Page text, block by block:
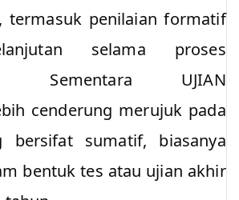
termasuk penilaian formatif
selama proses
Sementara UJIAN
cenderung merujuk pada
bersifat sumatif, biasanya
bentuk tes atau ujian akhir